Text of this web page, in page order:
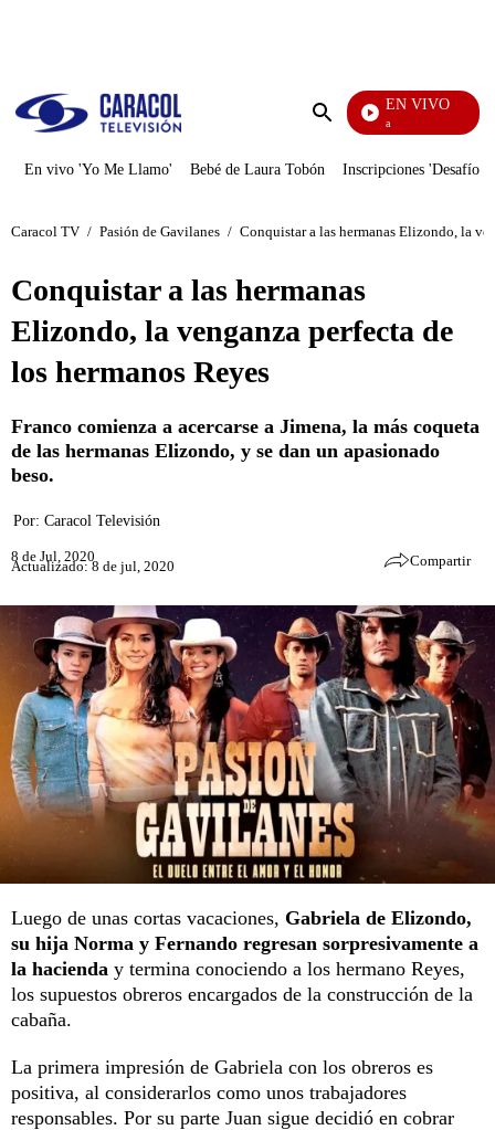
Enviar
EN VIVO
Diario De Diana
En vivo 'Yo Me Llamo' Bebé de Laura Tobón Inscripciones 'Desafío'
Caracol TV / Pasión de Gavilanes / Conquistar a las hermanas Elizondo, la
Conquistar a las hermanas
Elizondo, la venganza perfecta de
los hermanos Reyes
Franco comienza a acercarse a Jimena, la más coqueta
de las hermanas Elizondo, y se dan un apasionado
beso.
Por: Caracol Televisión
8 de Jul, 2020
Actualizado: 8 de jul, 2020 Compartir
Luego de unas cortas vacaciones, Gabriela de Elizondo,
su hija Norma y Fernando regresan sorpresivamente a
la hacienda y termina conociendo a los hermano Reyes,
los supuestos obreros encargados de la construcción de la
cabaña.
La primera impresión de Gabriela con los obreros es
positiva, al considerarlos como unos trabajadores
responsables. Por su parte Juan sigue decidió en cobrar